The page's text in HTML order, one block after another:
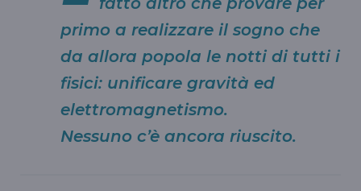
primo a realizzare il sogno che
da allora popola le notti di tutti i
fisici: unificare gravità ed
elettromagnetismo.
Nessuno c’è ancora riuscito.